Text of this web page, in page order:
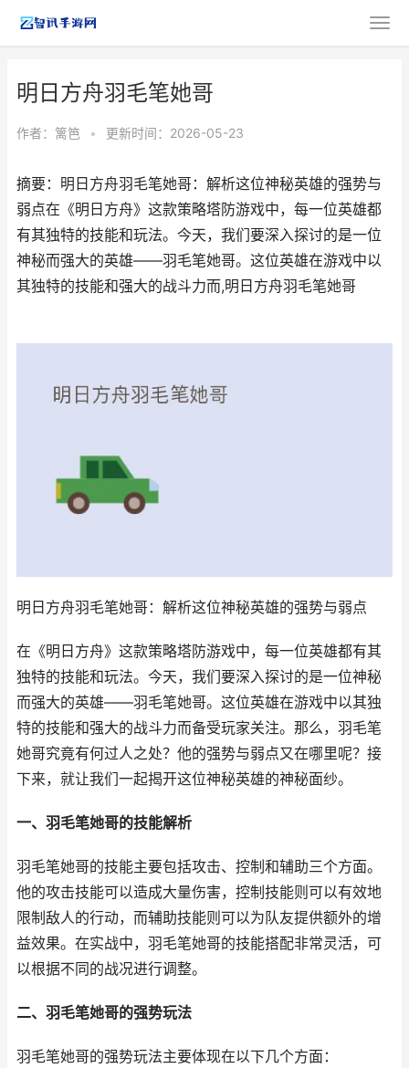
明日方舟羽毛笔她哥
作者： 篱笆 • 更新时间：2026-05-23
摘要：明日方舟羽毛笔她哥：解析这位神秘英雄的强势与
弱点在《明日方舟》这款策略塔防游戏中，每一位英雄都
有其独特的技能和玩法。今天，我们要深入探讨的是一位
神秘而强大的英雄——羽毛笔她哥。这位英雄在游戏中以
其独特的技能和强大的战斗力而,明日方舟羽毛笔她哥
明日方舟羽毛笔她哥：解析这位神秘英雄的强势与弱点
在《明日方舟》这款策略塔防游戏中，每一位英雄都有其
独特的技能和玩法。今天，我们要深入探讨的是一位神秘
而强大的英雄——羽毛笔她哥。这位英雄在游戏中以其独
特的技能和强大的战斗力而备受玩家关注。那么，羽毛笔
她哥究竟有何过人之处？他的强势与弱点又在哪里呢？接
下来，就让我们一起揭开这位神秘英雄的神秘面纱。
一、羽毛笔她哥的技能解析
羽毛笔她哥的技能主要包括攻击、控制和辅助三个方面。
他的攻击技能可以造成大量伤害，控制技能则可以有效地
限制敌人的行动，而辅助技能则可以为队友提供额外的增
益效果。在实战中，羽毛笔她哥的技能搭配非常灵活，可
以根据不同的战况进行调整。
二、羽毛笔她哥的强势玩法
羽毛笔她哥的强势玩法主要体现在以下几个方面：